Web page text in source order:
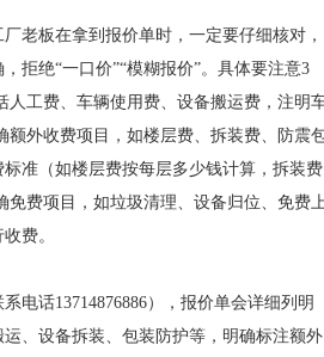
老板在拿到报价单时，一定要仔细核对，
拒绝“一口价”“模糊报价”。具体要注意3
工费、车辆使用费、设备搬运费，注明
外收费项目，如楼层费、拆装费、防震
准（如楼层费按每层多少钱计算，拆装费
费项目，如垃圾清理、设备归位、免费
费。
电话13714876886），报价单会详细列明
、设备拆装、包装防护等，明确标注额外